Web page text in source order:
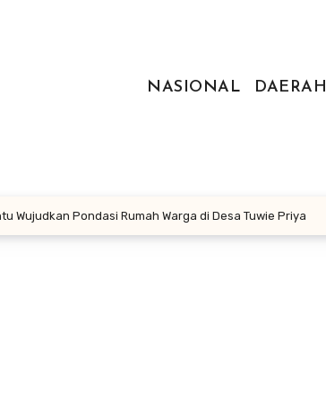
NASIONAL
DAERAH
Wujudkan Pondasi Rumah Warga di Desa Tuwie Priya